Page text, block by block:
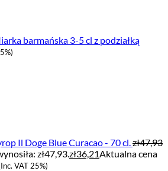
barmańska 3-5 cl z podziałką
Il Doge Blue Curacao - 70 cl.zł47,93
zł47,93.zł36,21Aktualna cena
VAT 25%)